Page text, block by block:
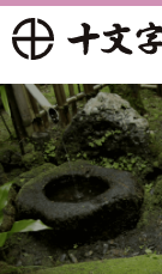
新着情報
十文字屋につ